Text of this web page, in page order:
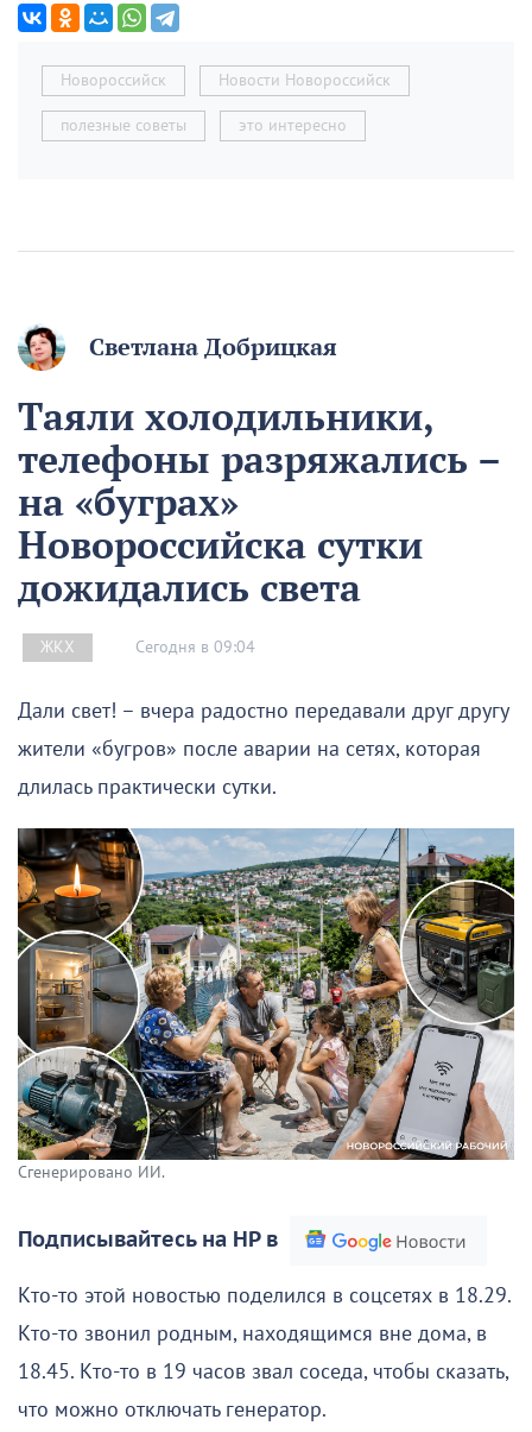
Новороссийск Новости Новороссийск
полезные советы это интересно
Светлана Добрицкая
Таяли холодильники,
телефоны разряжались –
на «буграх»
Новороссийска сутки
дожидались света
ЖКХ Сегодня в 09:04
Дали свет! – вчера радостно передавали друг другу
жители «бугров» после аварии на сетях, которая
длилась практически сутки.
Сгенерировано ИИ.
Подписывайтесь на НР в
Кто-то этой новостью поделился в соцсетях в 18.29.
Кто-то звонил родным, находящимся вне дома, в
18.45. Кто-то в 19 часов звал соседа, чтобы сказать,
что можно отключать генератор.